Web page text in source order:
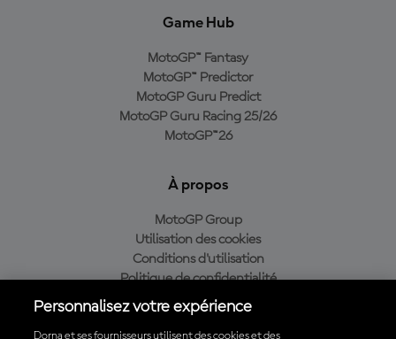
Game Hub
MotoGP™ Fantasy
MotoGP™ Predictor
MotoGP Guru Predict
MotoGP Guru Racing 25/26
MotoGP™26
À propos
MotoGP Group
Utilisation des cookies
Conditions d'utilisation
Politique de confidentialité
Politique d’achat
Personnalisez votre expérience
Dorna et ses fournisseurs utilisent des cookies et des